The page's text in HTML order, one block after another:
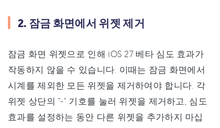
2. 잠금 화면에서 위젯 제거
잠금 화면 위젯으로 인해 iOS 27 베타 심도 효과가
작동하지 않을 수 있습니다. 이때는 잠금 화면에서
시계를 제외한 모든 위젯을 제거하여야 합니다. 각
위젯 상단의 "-" 기호를 눌러 위젯을 제거하고, 심도
효과를 설정하는 동안 다른 위젯을 추가하지 마십